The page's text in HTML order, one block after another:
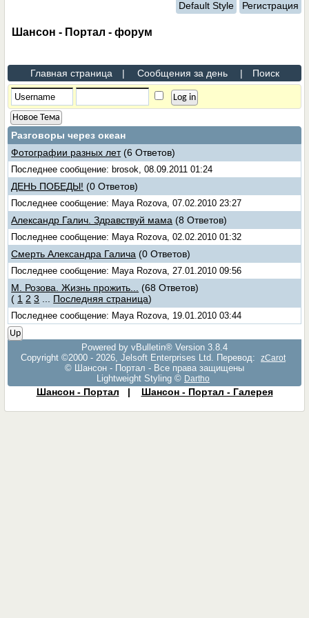
Default Style Регистрация
Шансон - Портал - форум
Главная страница | Сообщения за день | Поиск
Новое Тема
Разговоры через океан
Фотографии разных лет (6 Ответов)
Последнее сообщение: brosok, 08.09.2011 01:24
ДЕНЬ ПОБЕДЫ! (0 Ответов)
Последнее сообщение: Maya Rozova, 07.02.2010 23:27
Александр Галич. Здравствуй мама (8 Ответов)
Последнее сообщение: Maya Rozova, 02.02.2010 01:32
Смерть Александра Галича (0 Ответов)
Последнее сообщение: Maya Rozova, 27.01.2010 09:56
М. Розова. Жизнь прожить...
(68 Ответов)
( 1 2 3 Последняя страница)
Последнее сообщение: Maya Rozova, 19.01.2010 03:44
Up
Powered by vBulletin® Version 3.8.4
Copyright ©2000 - 2026, Jelsoft Enterprises Ltd. Перевод:
zCarot
© Шансон - Портал - Все права защищены
Lightweight Styling © Dartho
Шансон - Портал | Шансон - Портал - Галерея